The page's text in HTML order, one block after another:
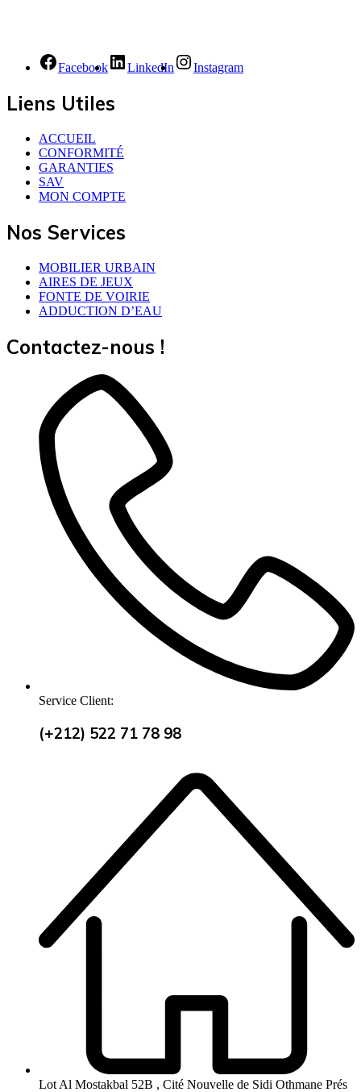
Facebook LinkedIn Instagram
Liens Utiles
ACCUEIL
CONFORMITÉ
GARANTIES
SAV
MON COMPTE
Nos Services
MOBILIER URBAIN
AIRES DE JEUX
FONTE DE VOIRIE
ADDUCTION D’EAU
Contactez-nous !
Service Client:
(+212) 522 71 78 98
Lot Al Mostakbal 52B , Cité Nouvelle de Sidi Othmane Prés